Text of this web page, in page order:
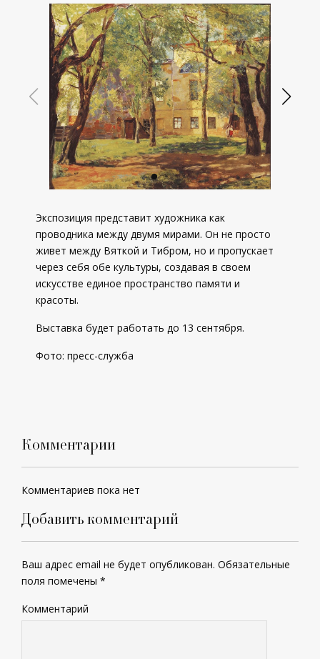
Экспозиция представит художника как
проводника между двумя мирами. Он не просто
живет между Вяткой и Тибром, но и пропускает
через себя обе культуры, создавая в своем
искусстве единое пространство памяти и
красоты.
Выставка будет работать до 13 сентября.
Фото: пресс-служба
Комментарии
Комментариев пока нет
Добавить комментарий
Ваш адрес email не будет опубликован. Обязательные
поля помечены *
Комментарий